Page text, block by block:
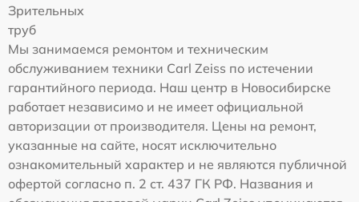
Зрительных
труб
Мы занимаемся ремонтом и техническим
обслуживанием техники Carl Zeiss по истечении
гарантийного периода. Наш центр в Новосибирске
работает независимо и не имеет официальной
авторизации от производителя. Цены на ремонт,
указанные на сайте, носят исключительно
ознакомительный характер и не являются публичной
офертой согласно п. 2 ст. 437 ГК РФ. Названия и